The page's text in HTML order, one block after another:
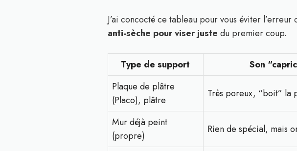
J’ai concocté ce tableau pour vous éviter
anti-sèche pour viser juste du premier coup.
Type de support Son
Plaque de plâtre
(Placo), plâtre
Très poreux, “boit” la
Mur déjà peint
(propre)
Rien de spécial, mais